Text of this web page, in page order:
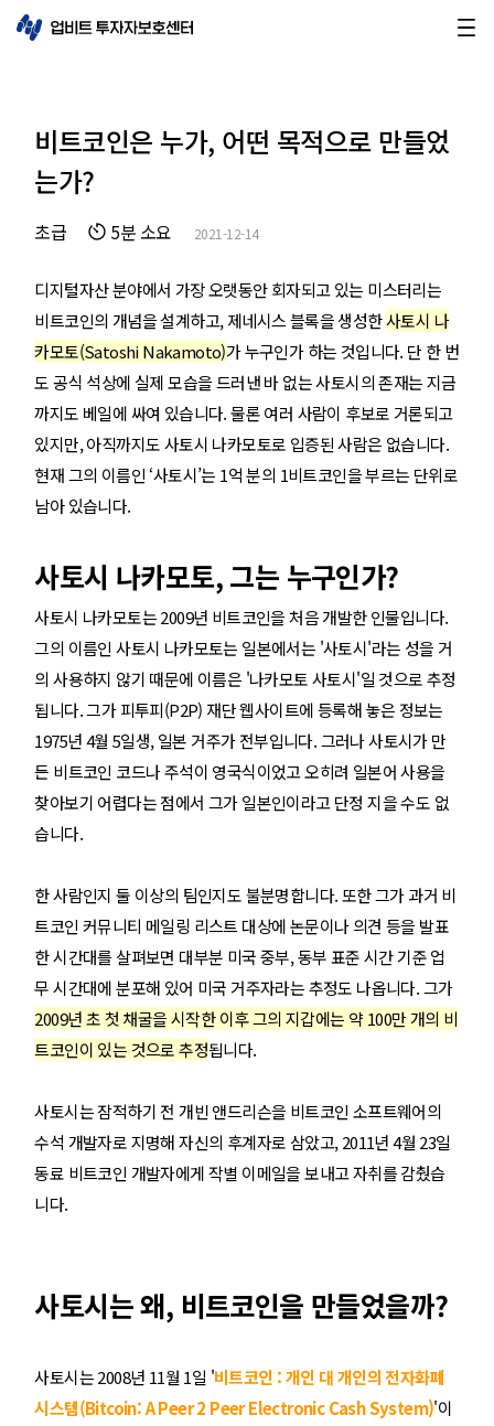
비트코인은 누가, 어떤 목적으로 만들었
는가?
초급 5분 소요 2021-12-14
디지털자산 분야에서 가장 오랫동안 회자되고 있는 미스터리는
비트코인의 개념을 설계하고, 제네시스 블록을 생성한사토시 나
카모토(Satoshi Nakamoto)가 누구인가 하는 것입니다. 단 한 번
도 공식 석상에 실제 모습을 드러낸 바 없는 사토시의 존재는 지금
까지도 베일에 싸여 있습니다. 물론 여러 사람이 후보로 거론되고
있지만, 아직까지도 사토시 나카모토로 입증된 사람은 없습니다.
현재 그의 이름인 ‘사토시’는 1억 분의 1비트코인을 부르는 단위로
남아 있습니다.
사토시 나카모토, 그는 누구인가?
사토시 나카모토는 2009년 비트코인을 처음 개발한 인물입니다.
그의 이름인 사토시 나카모토는 일본에서는 '사토시'라는 성을 거
의 사용하지 않기 때문에 이름은 '나카모토 사토시'일 것으로 추정
됩니다. 그가 피투피(P2P) 재단 웹사이트에 등록해 놓은 정보는
1975년 4월 5일생, 일본 거주가 전부입니다. 그러나 사토시가 만
든 비트코인 코드나 주석이 영국식이었고 오히려 일본어 사용을
찾아보기 어렵다는 점에서 그가 일본인이라고 단정 지을 수도 없
습니다.
한 사람인지 둘 이상의 팀인지도 불분명합니다. 또한 그가 과거 비
트코인 커뮤니티 메일링 리스트 대상에 논문이나 의견 등을 발표
한 시간대를 살펴보면 대부분 미국 중부, 동부 표준 시간 기준 업
무 시간대에 분포해 있어 미국 거주자라는 추정도 나옵니다. 그가
2009년 초 첫 채굴을 시작한 이후 그의 지갑에는 약 100만 개의 비
트코인이 있는 것으로 추정됩니다.
사토시는 잠적하기 전 개빈 앤드리슨을 비트코인 소프트웨어의
수석 개발자로 지명해 자신의 후계자로 삼았고, 2011년 4월 23일
동료 비트코인 개발자에게 작별 이메일을 보내고 자취를 감췄습
니다.
사토시는 왜, 비트코인을 만들었을까?
사토시는 2008년 11월 1일 '비트코인 : 개인 대 개인의 전자화폐
시스템(Bitcoin: A Peer 2 Peer Electronic Cash System)'이